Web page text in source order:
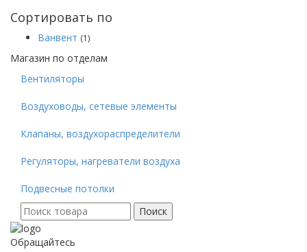
Сортировать по
Ванвент (1)
Магазин по отделам
Вентиляторы
Воздуховоды, сетевые элементы
Клапаны, воздухораспределители
Регуляторы, нагреватели воздуха
Подвесные потолки
Поиск
для:
Поиск
Обращайтесь